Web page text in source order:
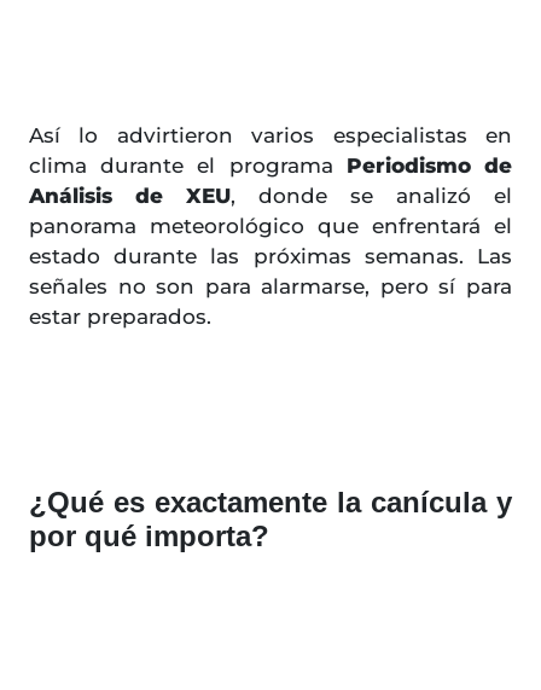
Así lo advirtieron varios especialistas en
clima durante el programa Periodismo de
Análisis de XEU, donde se analizó el
panorama meteorológico que enfrentará el
estado durante las próximas semanas. Las
señales no son para alarmarse, pero sí para
estar preparados.
¿Qué es exactamente la canícula y
por qué importa?